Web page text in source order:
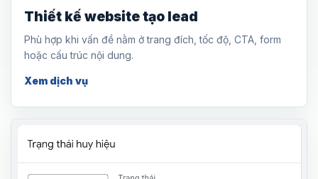
Thiết kế website tạo lead
Phù hợp khi vấn đề nằm ở trang đích, tốc độ, CTA, form
hoặc cấu trúc nội dung.
Xem dịch vụ